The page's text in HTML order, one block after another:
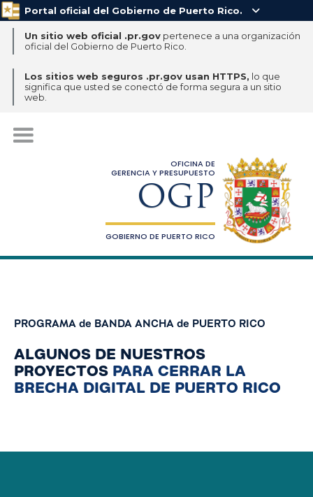
Portal oficial del Gobierno de Puerto Rico. 
Un sitio web oficial .pr.govpertenece a una organización
oficial del Gobierno de Puerto Rico.
Los sitios web seguros .pr.gov usan HTTPS, lo que
significa que usted se conectó de forma segura a un sitio
web.
OFICINA DE
GERENCIA Y PRESUPUESTO
OGP
GOBIERNO DE PUERTO RICO
PROGRAMA de BANDA ANCHA de PUERTO RICO
ALGUNOS DE NUESTROS
PROYECTOS PARA CERRAR LA
BRECHA DIGITAL DE PUERTO RICO